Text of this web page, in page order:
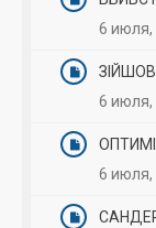
6 июля,
6 июля,
6 июля,